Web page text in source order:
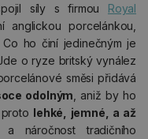
síly s firmou Royal
porcelánkou,
ho činí jedinečným je
o ryze britský vynález
směsi přidává
odolným , aniž by ho
lehké, jemné, a až
náročnost tradičního